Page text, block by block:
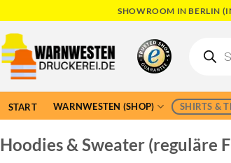
SHOWROOM IN BERLIN
search
START WARNWESTEN (SHOP) SHIRTS &
Hoodies & Sweater (reguläre